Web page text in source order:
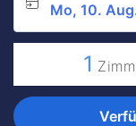
Mo, 10.
1